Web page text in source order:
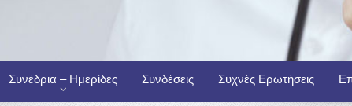
Συνέδρια – Ημερίδες Συνδέσεις Συχνές Ερωτήσεις